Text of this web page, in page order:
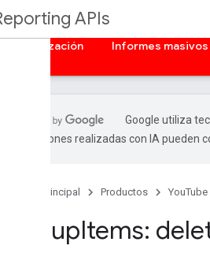
APIs
Autorización Informes masivos
Google utiliza
traducciones realizadas con IA pueden
Página principal Productos YouTube
GroupItems: